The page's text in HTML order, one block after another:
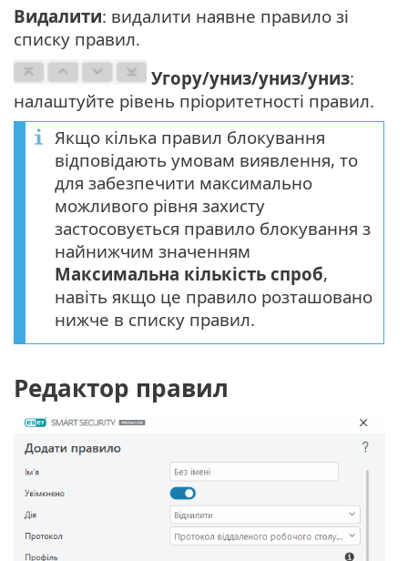
Видалити: видалити наявне правило зі
списку правил.
Угору/униз/униз/униз:
налаштуйте рівень пріоритетності правил.
Якщо кілька правил блокування
відповідають умовам виявлення, то
для забезпечити максимально
можливого рівня захисту
застосовується правило блокування з
найнижчим значенням
Максимальна кількість спроб,
навіть якщо це правило розташовано
нижче в списку правил.
Редактор правил